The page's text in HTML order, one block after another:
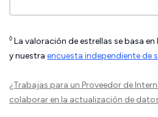
◊ La valoración de estrellas se basa
y nuestra encuesta independiente de
¿Trabajas para un Proveedor de
colaborar en la actualización de